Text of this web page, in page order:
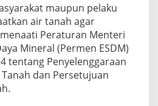
maupun pelaku
air tanah agar
Peraturan Menteri
Mineral (Permen ESDM)
tentang Penyelenggaraan
dan Persetujuan